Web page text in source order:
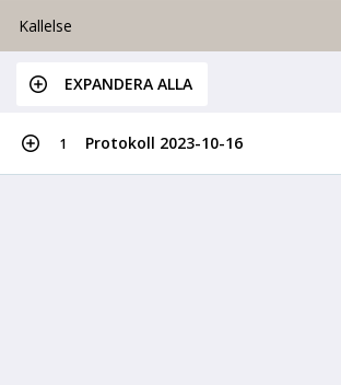
Kallelse
EXPANDERA ALLA
1 Protokoll 2023-10-16